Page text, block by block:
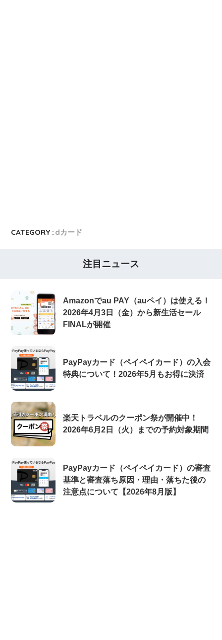
CATEGORY : dカード
注目ニュース
Amazonでau PAY（auペイ）は使える！
2026年4月3日（金）から新生活セール
FINALが開催
PayPayカード（ペイペイカード）の入会
特典について！2026年5月もお得に決済
楽天トラベルのクーポン祭が開催中！
2026年6月2日（火）までの予約対象期間
PayPayカード（ペイペイカード）の審査
基準と審査落ち原因・理由・落ちた後の
注意点について【2026年8月版】